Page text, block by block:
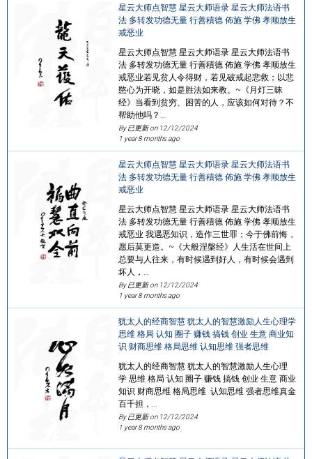
星云大师点智慧 星云大师语录 星云大师法语书
法 多转发功德无量 行善積德 佈施 学佛 孝顺放生
戒恶业
星云大师点智慧 星云大师语录 星云大师法语书
法 多转发功德无量 行善積德 佈施 学佛 孝顺放生
戒恶业若见贫人令得财，若见破戒起悲救；以悲
愍心为开晓，如是胜法如来教。~《月灯三昧
经》当看到贫穷、困苦的人，应该如何对待？不
帮助他吗？…
By 已更新 on 12/12/2024
1 year 8 months ago
星云大师点智慧 星云大师语录 星云大师法语书
法 多转发功德无量 行善積德 佈施 学佛 孝顺放生
戒恶业
星云大师点智慧 星云大师语录 星云大师法语书
法 多转发功德无量 行善積德 佈施 学佛 孝顺放生
戒恶业 我遇恶知识，造作三世罪；今于佛前悔，
愿后莫更造。~《大般涅槃经》人生活在世间上
总要与人往来，有时候遇到好人，有时候会遇到
坏人，…
By 已更新 on 12/12/2024
1 year 8 months ago
犹太人的经商智慧 犹太人的智慧激励人生心理学
思维 格局 认知 圈子 赚钱 搞钱 创业 生意 商业知
识 财商思维 格局思维 认知思维 强者思维
犹太人的经商智慧 犹太人的智慧激励人生心理
学 思维 格局 认知 圈子 赚钱 搞钱 创业 生意 商业
知识 财商思维 格局思维 认知思维 强者思维真金
百千担，…
By 已更新 on 12/12/2024
1 year 8 months ago